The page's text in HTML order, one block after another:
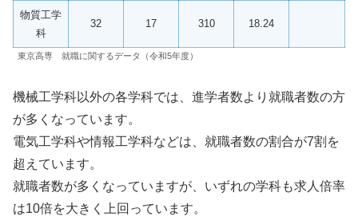
物質工学
科
32 17 310 18.24
東京高専 就職に関するデータ（令和5年度）
機械工学科以外の各学科では、進学者数より就職者数の方
が多くなっています。
電気工学科や情報工学科などは、就職者数の割合が7割を
超えています。
就職者数が多くなっていますが、いずれの学科も求人倍率
は10倍を大きく上回っています。